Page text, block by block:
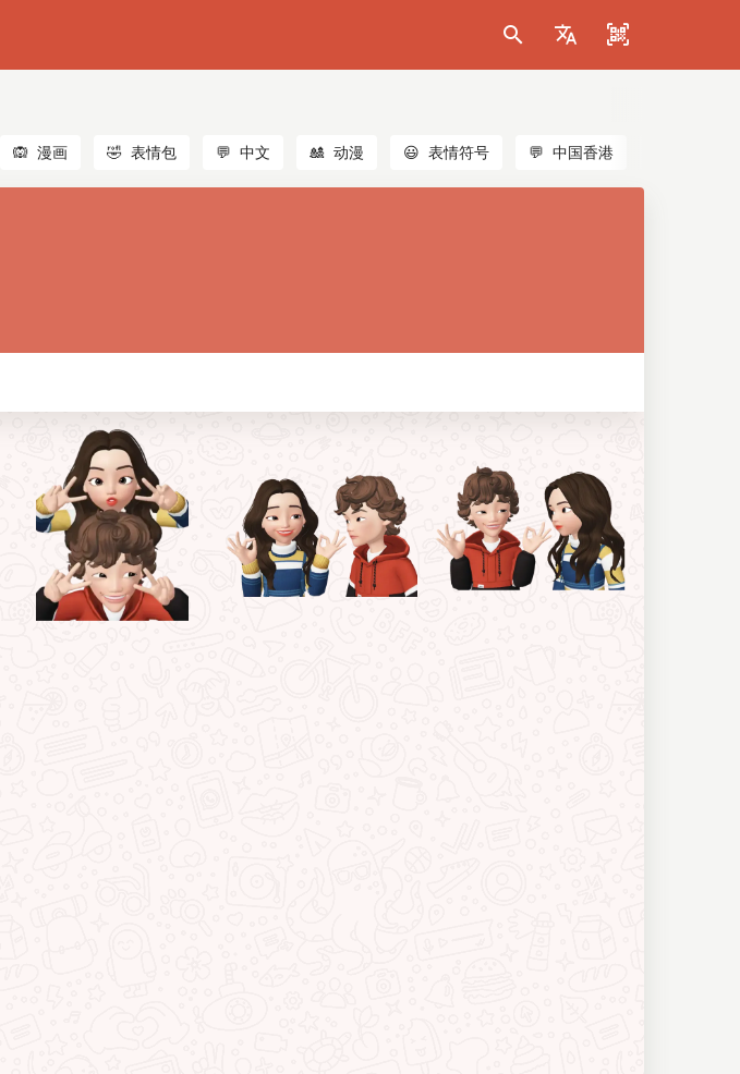
🙉 漫画 🤣 表情包 💬 中文 🎎 动漫 😃 表情符号 💬 中国香港